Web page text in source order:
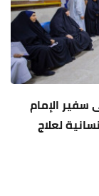
الإمام
لعلاج